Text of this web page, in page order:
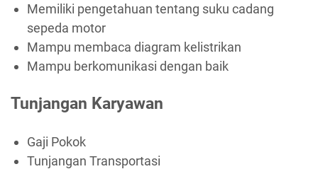
Memiliki pengetahuan tentang suku cadang
sepeda motor
Mampu membaca diagram kelistrikan
Mampu berkomunikasi dengan baik
Tunjangan Karyawan
Gaji Pokok
Tunjangan Transportasi